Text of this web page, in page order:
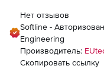
licenses RTW-
Нет отзывов
Softline -
Engineering
Производитель:
Скопировать ссылку